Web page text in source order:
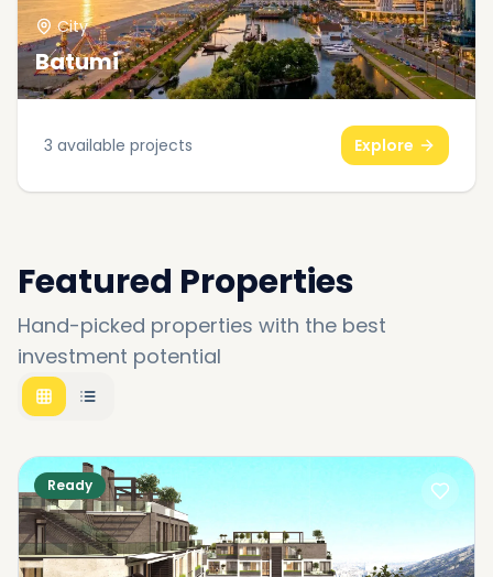
City
Batumi
3 available projects Explore
Featured Properties
Hand-picked properties with the best
investment potential
Ready